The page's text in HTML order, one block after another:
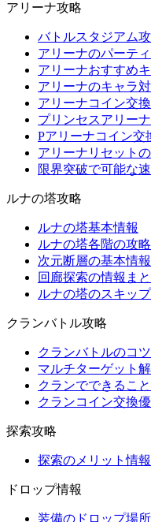
アリーナ攻略
バトルスタジアム
アリーナのパーテ
アリーナおすすめ
アリーナのキャラ
アリーナコイン交
プリンセスアリー
Pアリーナコイン交
アリーナリセット
限界突破で可能な
ルナの塔攻略
ルナの塔基本情報
ルナの塔各階の攻
次元断層の基本情報
回廊探索の情報ま
ルナの塔のスキッ
クランバトル攻略
クランバトルのコ
マルチターゲット
クランでできるこ
クランコイン交換
探索攻略
探索のメリット情
ドロップ情報
装備のドロップ場